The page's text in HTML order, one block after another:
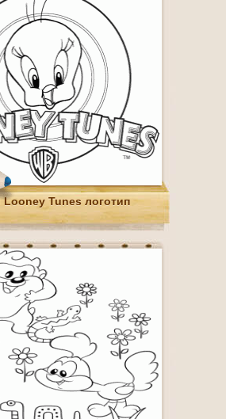
Looney Tunes логотип